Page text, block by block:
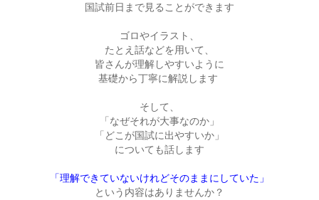
国試前日まで見ることができます
ゴロやイラスト、
たとえ話などを用いて、
皆さんが理解しやすいように
基礎から丁寧に解説します
そして、
「なぜそれが大事なのか」
「どこが国試に出やすいか」
についても話します
「理解できていないけれどそのままにしていた」
という内容はありませんか？